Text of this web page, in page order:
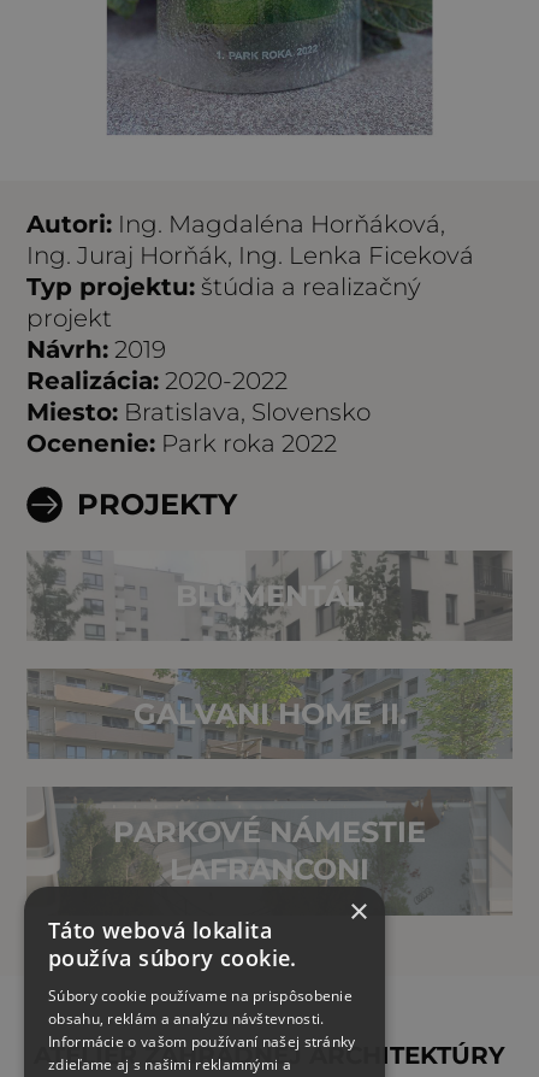
Autori: Ing. Magdaléna Horňáková,
Ing. Juraj Horňák, Ing. Lenka Ficeková
Typ projektu: štúdia a realizačný
projekt
Návrh: 2019
Realizácia: 2020-2022
Miesto: Bratislava, Slovensko
Ocenenie: Park roka 2022
PROJEKTY
BLUMENTÁL
GALVANI HOME II.
PARKOVÉ NÁMESTIE
LAFRANCONI
ATELIÉR ZÁHRADNEJ ARCHITEKTÚRY
×
Táto webová lokalita
používa súbory cookie.
Súbory cookie používame na prispôsobenie
obsahu, reklám a analýzu návštevnosti.
Informácie o vašom používaní našej stránky
zdieľame aj s našimi reklamnými a